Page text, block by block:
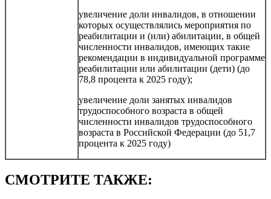
увеличение доли инвалидов, в отношении
которых осуществлялись мероприятия по
реабилитации и (или) абилитации, в общей
численности инвалидов, имеющих такие
рекомендации в индивидуальной программе
реабилитации или абилитации (дети) (до
78,8 процента к 2025 году);
увеличение доли занятых инвалидов
трудоспособного возраста в общей
численности инвалидов трудоспособного
возраста в Российской Федерации (до 51,7
процента к 2025 году)
СМОТРИТЕ ТАКЖЕ: